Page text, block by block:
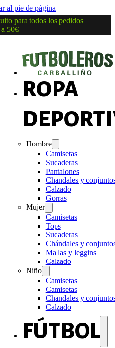
al pie de página
para todos los pedidos
a 50€
ROPA
Hombre
Camisetas
Sudaderas
Pantalones
Chándales y
Calzado
Gorras
Mujer
Camisetas
Tops
Sudaderas
Chándales y
Mallas y leggins
Calzado
Niño
Camisetas
Camisetas
Chándales y
Calzado
FÚTBOL